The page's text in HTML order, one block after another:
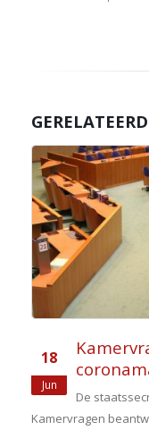
18
Jun
De
Kamervragen